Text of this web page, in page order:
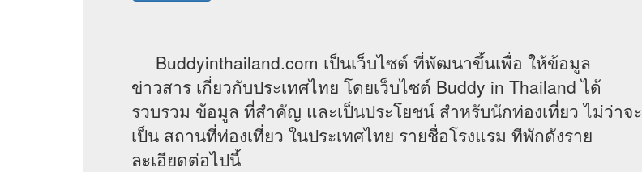
Buddyinthailand.com เป็นเว็บไซต์ ที่พัฒนาขึ้นเพื่อ ให้ข้อมูล
ข่าวสาร เกี่ยวกับประเทศไทย โดยเว็บไซต์ Buddy in Thailand ได้
รวบรวม ข้อมูล ที่สำคัญ และเป็นประโยชน์ สำหรับนักท่องเที่ยว ไม่ว่าจะ
เป็น สถานที่ท่องเที่ยว ในประเทศไทย รายชื่อโรงแรม ทีพักดังราย
ละเอียดต่อไปนี้